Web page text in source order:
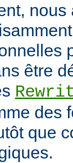
être
des
que